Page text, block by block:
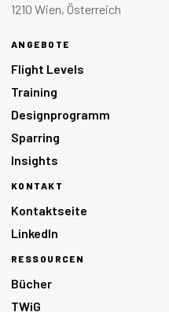
1210 Wien, Österreich
ANGEBOTE
Flight Levels
Training
Designprogramm
Sparring
Insights
KONTAKT
Kontaktseite
LinkedIn
RESSOURCEN
Bücher
TWiG